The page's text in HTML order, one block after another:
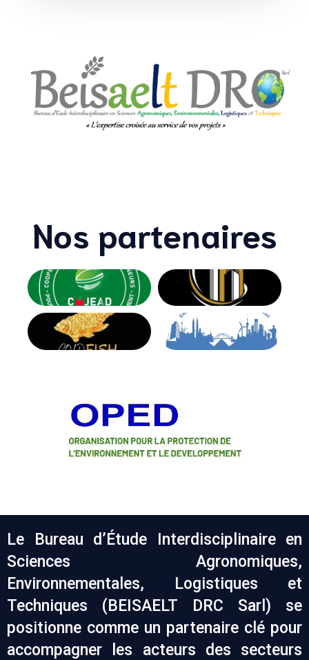
Nos partenaires
Le Bureau d’Étude Interdisciplinaire en
Sciences Agronomiques,
Environnementales, Logistiques et
Techniques (BEISAELT DRC Sarl) se
positionne comme un partenaire clé pour
accompagner les acteurs des secteurs